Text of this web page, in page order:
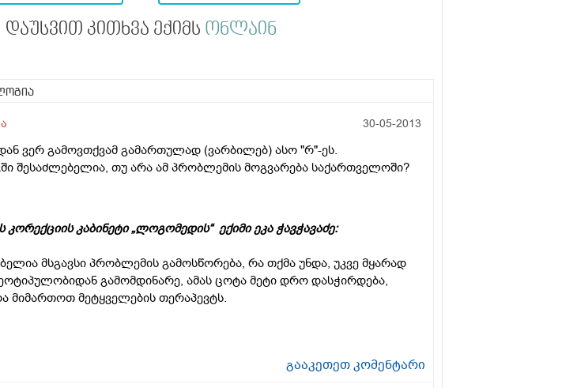
დაუსვით კითხვა ექიმს ონლაინ
30-05-2013
ვერ გამოვთქვამ გამართულად (ვარბილებ) ასო "რ"-ეს.
შესაძლებელია, თუ არა ამ პრობლემის მოგვარება საქართველოში?
კაბინეტი „ლოგომედის“ ექიმი ეკა ჭავჭავაძე:
მსგავსი პრობლემის გამოსწორება, რა თქმა უნდა, უკვე მყარად
გამომდინარე, ამას ცოტა მეტი დრო დასჭირდება,
მიმართოთ მეტყველების თერაპევტს.
გააკეთეთ კომენტარი